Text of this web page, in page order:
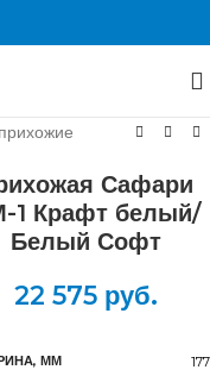
Сафари
1 Крафт белый/
Белый Софт
22 575руб.
ММ